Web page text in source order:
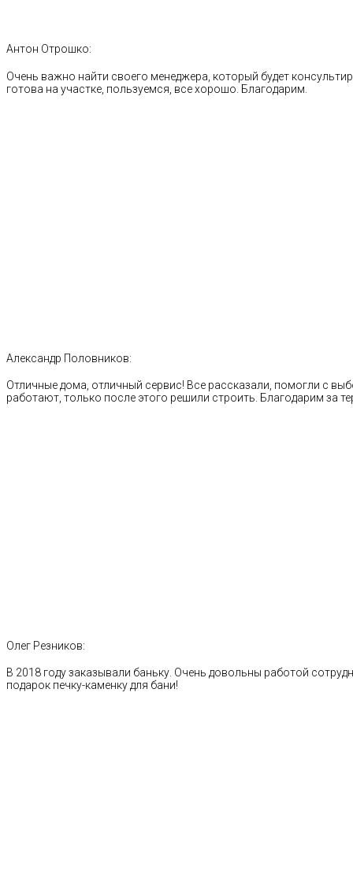
Антон Отрошко:
Очень важно найти своего менеджера, который будет
готова на участке, пользуемся, все хорошо. Благодарим.
Александр Половников:
Отличные дома, отличный сервис! Все рассказали, помогли с
работают, только после этого решили строить. Благодарим за
Олег Резников:
В 2018 году заказывали баньку. Очень довольны работой
подарок печку-каменку для бани!